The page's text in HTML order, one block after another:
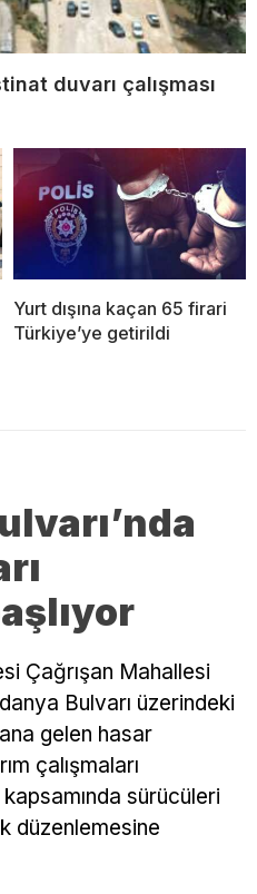
duvarı çalışması
Yurt dışına kaçan 65 firari
Türkiye’ye getirildi
Çağrışan Mahallesi
Bulvarı üzerindeki
gelen hasar
çalışmaları
kapsamında sürücüleri
düzenlemesine